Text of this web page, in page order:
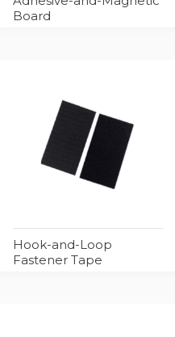
Board
Hook-and-Loop
Fastener Tape